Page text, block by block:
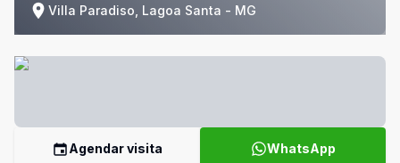
Villa Paradiso, Lagoa Santa - MG
Agendar visita WhatsApp